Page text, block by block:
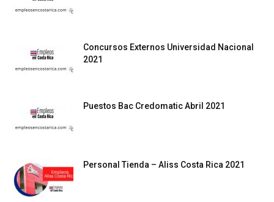
Concursos Externos Universidad Nacional
2021
Puestos Bac Credomatic Abril 2021
Personal Tienda – Aliss Costa Rica 2021